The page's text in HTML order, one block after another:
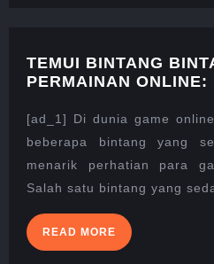
TEMUI BINTANG
PERMAINAN ONLINE:
[ad_1] Di dunia game
beberapa bintang yang
menarik perhatian para
Salah satu bintang yang
READ MORE READ
MORE